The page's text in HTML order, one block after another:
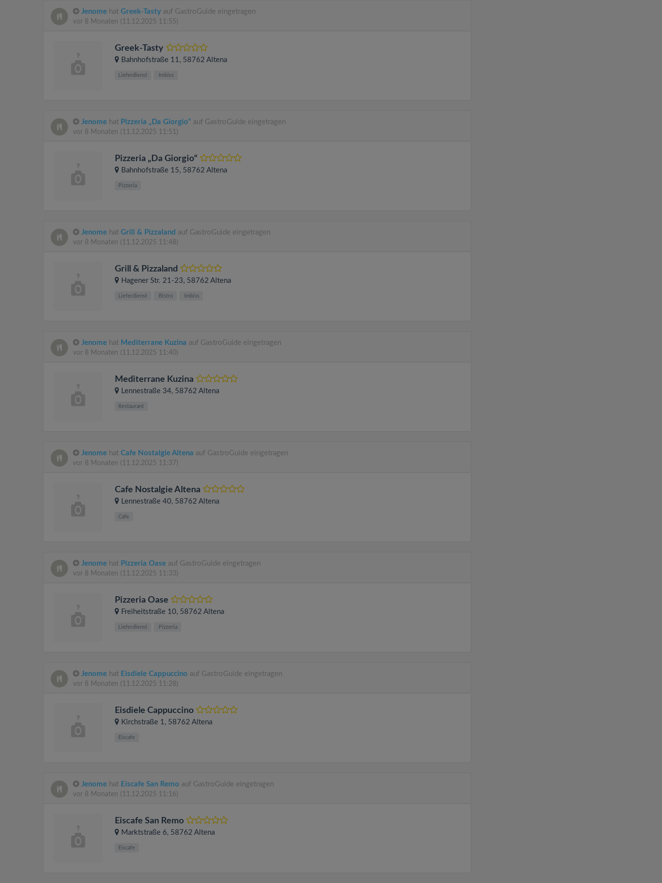
Jenome hat Greek-Tasty auf GastroGuide eingetragen
vor 8 Monaten (11.12.2025 11:55)
Greek-Tasty
Bahnhofstraße 11, 58762 Altena
Lieferdienst Imbiss
Jenome hat Pizzeria „Da Giorgio“ auf GastroGuide eingetragen
vor 8 Monaten (11.12.2025 11:51)
Pizzeria „Da Giorgio“
Bahnhofstraße 15, 58762 Altena
Pizzeria
Jenome hat Grill & Pizzaland auf GastroGuide eingetragen
vor 8 Monaten (11.12.2025 11:48)
Grill & Pizzaland
Hagener Str. 21-23, 58762 Altena
Lieferdienst Bistro Imbiss
Jenome hat Mediterrane Kuzina auf GastroGuide eingetragen
vor 8 Monaten (11.12.2025 11:40)
Mediterrane Kuzina
Lennestraße 34, 58762 Altena
Restaurant
Jenome hat Cafe Nostalgie Altena auf GastroGuide eingetragen
vor 8 Monaten (11.12.2025 11:37)
Cafe Nostalgie Altena
Lennestraße 40, 58762 Altena
Cafe
Jenome hat Pizzeria Oase auf GastroGuide eingetragen
vor 8 Monaten (11.12.2025 11:33)
Pizzeria Oase
Freiheitstraße 10, 58762 Altena
Lieferdienst Pizzeria
Jenome hat Eisdiele Cappuccino auf GastroGuide eingetragen
vor 8 Monaten (11.12.2025 11:28)
Eisdiele Cappuccino
Kirchstraße 1, 58762 Altena
Eiscafe
Jenome hat Eiscafe San Remo auf GastroGuide eingetragen
vor 8 Monaten (11.12.2025 11:16)
Eiscafe San Remo
Marktstraße 6, 58762 Altena
Eiscafe